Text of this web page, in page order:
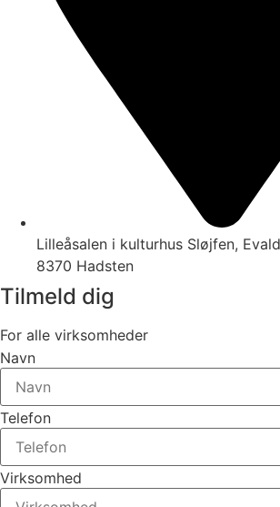
Lilleåsalen i kulturhus Sløjfen,
8370 Hadsten
Tilmeld dig
For alle virksomheder
Navn
Telefon
Virksomhed